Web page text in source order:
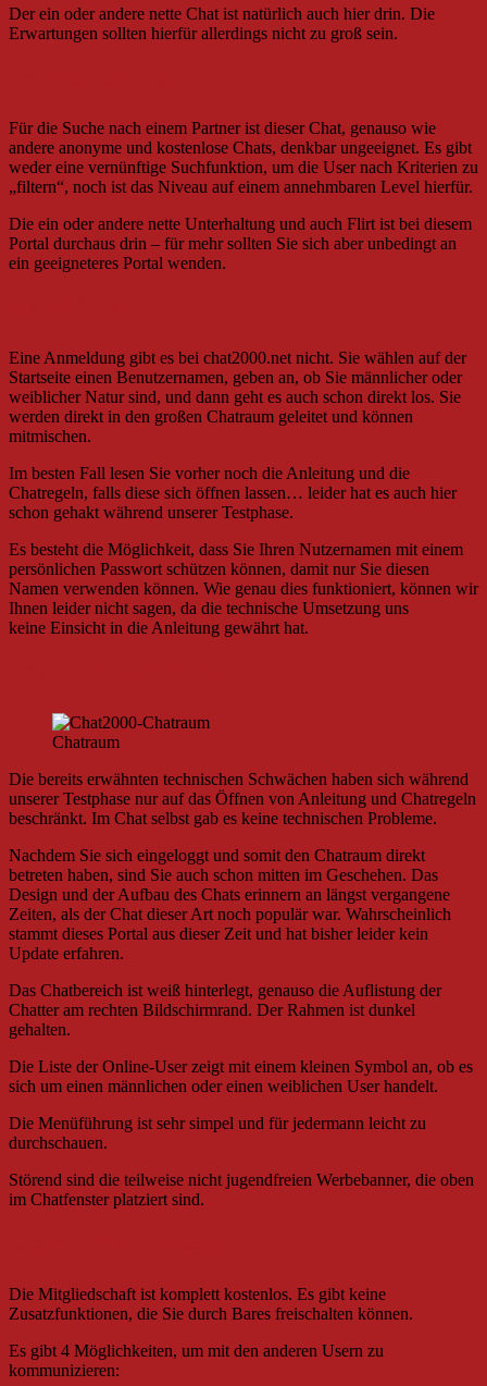
Der ein oder andere nette Chat ist natürlich auch hier drin. Die
Erwartungen sollten hierfür allerdings nicht zu groß sein.
Für die Suche nach einem Partner ist dieser Chat, genauso wie
andere anonyme und kostenlose Chats, denkbar ungeeignet. Es gibt
weder eine vernünftige Suchfunktion, um die User nach Kriterien zu
„filtern“, noch ist das Niveau auf einem annehmbaren Level hierfür.
Die ein oder andere nette Unterhaltung und auch Flirt ist bei diesem
Portal durchaus drin – für mehr sollten Sie sich aber unbedingt an
ein geeigneteres Portal wenden.
Eine Anmeldung gibt es bei chat2000.net nicht. Sie wählen auf der
Startseite einen Benutzernamen, geben an, ob Sie männlicher oder
weiblicher Natur sind, und dann geht es auch schon direkt los. Sie
werden direkt in den großen Chatraum geleitet und können
mitmischen.
Im besten Fall lesen Sie vorher noch die Anleitung und die
Chatregeln, falls diese sich öffnen lassen… leider hat es auch hier
schon gehakt während unserer Testphase.
Es besteht die Möglichkeit, dass Sie Ihren Nutzernamen mit einem
persönlichen Passwort schützen können, damit nur Sie diesen
Namen verwenden können. Wie genau dies funktioniert, können wir
Ihnen leider nicht sagen, da die technische Umsetzung uns
keine Einsicht in die Anleitung gewährt hat.
Chatraum
Die bereits erwähnten technischen Schwächen haben sich während
unserer Testphase nur auf das Öffnen von Anleitung und Chatregeln
beschränkt. Im Chat selbst gab es keine technischen Probleme.
Nachdem Sie sich eingeloggt und somit den Chatraum direkt
betreten haben, sind Sie auch schon mitten im Geschehen. Das
Design und der Aufbau des Chats erinnern an längst vergangene
Zeiten, als der Chat dieser Art noch populär war. Wahrscheinlich
stammt dieses Portal aus dieser Zeit und hat bisher leider kein
Update erfahren.
Das Chatbereich ist weiß hinterlegt, genauso die Auflistung der
Chatter am rechten Bildschirmrand. Der Rahmen ist dunkel
gehalten.
Die Liste der Online-User zeigt mit einem kleinen Symbol an, ob es
sich um einen männlichen oder einen weiblichen User handelt.
Die Menüführung ist sehr simpel und für jedermann leicht zu
durchschauen.
Störend sind die teilweise nicht jugendfreien Werbebanner, die oben
im Chatfenster platziert sind.
Die Mitgliedschaft ist komplett kostenlos. Es gibt keine
Zusatzfunktionen, die Sie durch Bares freischalten können.
Es gibt 4 Möglichkeiten, um mit den anderen Usern zu
kommunizieren: